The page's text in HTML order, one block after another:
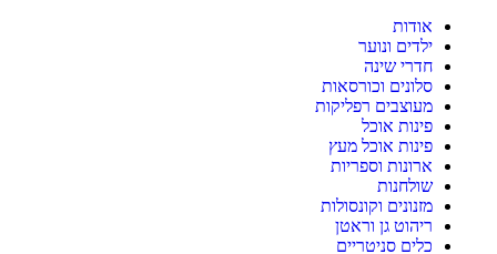
אודות
ילדים ונוער
חדרי שינה
סלונים וכורסאות
מעוצבים רפליקות
פינות אוכל
פינות אוכל מעץ
ארונות וספריות
שולחנות
מזנונים וקונסולות
ריהוט גן וראטן
כלים סניטריים